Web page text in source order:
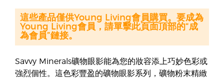
Savvy Minerals礦物眼影能為您的妝容添上巧妙色彩或
強烈個性。這色彩豐盈的礦物眼影系列，礦物粉末精緻
這些產品僅供Young Living會員購買。要成為
Young Living會員，請單擊此頁面頂部的“成
為會員”鏈接。